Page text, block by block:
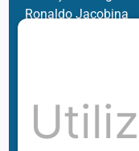
Ronaldo Jacobina
Hubnexxo
Tidelli
Redes